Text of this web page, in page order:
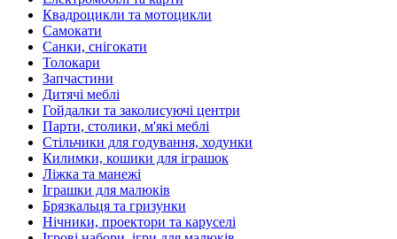
Квадроцикли та мотоцикли
Самокати
Санки, снігокати
Толокари
Запчастини
Дитячі меблі
Гойдалки та заколисуючі центри
Парти, столики, м'які меблі
Стільчики для годування, ходунки
Килимки, кошики для іграшок
Ліжка та манежі
Іграшки для малюків
Брязкальця та гризунки
Нічники, проектори та каруселі